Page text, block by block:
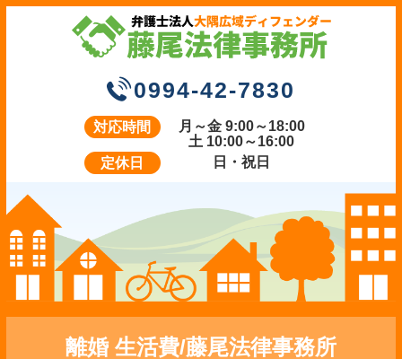
0994-42-7830
対応時間
月～金 9:00～18:00
土 10:00～16:00
定休日
日・祝日
離婚 生活費/藤尾法律事務所